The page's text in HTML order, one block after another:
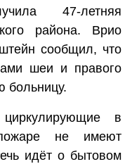
47-летняя
района. Врио
сообщил, что
шеи и правого
больницу.
в
не имеют
идёт о бытовом